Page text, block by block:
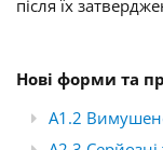
після їх
Нові форми та
A1.2